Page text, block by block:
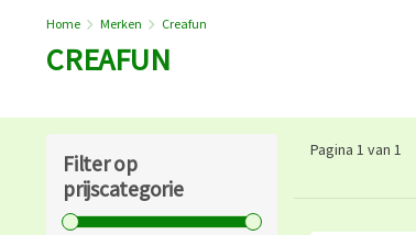
Home Merken Creafun
CREAFUN
Filter op
prijscategorie
Pagina 1 van 1